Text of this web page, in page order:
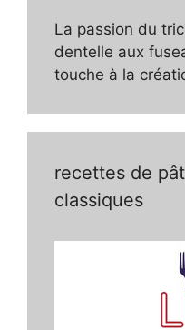
La passion du
dentelle aux
touche à la
recettes de
classiques